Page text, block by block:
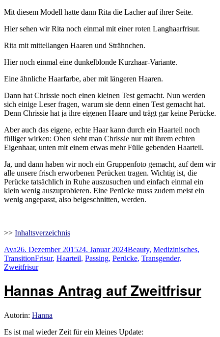
Mit diesem Modell hatte dann Rita die Lacher auf ihrer Seite.
Hier sehen wir Rita noch einmal mit einer roten Langhaarfrisur.
Rita mit mittellangen Haaren und Strähnchen.
Hier noch einmal eine dunkelblonde Kurzhaar-Variante.
Eine ähnliche Haarfarbe, aber mit längeren Haaren.
Dann hat Chrissie noch einen kleinen Test gemacht. Nun werden
sich einige Leser fragen, warum sie denn einen Test gemacht hat.
Denn Chrissie hat ja ihre eigenen Haare und trägt gar keine Perücke.
Aber auch das eigene, echte Haar kann durch ein Haarteil noch
fülliger wirken: Oben sieht man Chrissie nur mit ihrem echten
Eigenhaar, unten mit einem etwas mehr Fülle gebenden Haarteil.
Ja, und dann haben wir noch ein Gruppenfoto gemacht, auf dem wir
alle unsere frisch erworbenen Perücken tragen. Wichtig ist, die
Perücke tatsächlich in Ruhe auszusuchen und einfach einmal ein
klein wenig auszuprobieren. Eine Perücke muss zudem meist ein
wenig angepasst, also beigeschnitten, werden.
>> Inhaltsverzeichnis
Autor
AvaVeröffentlicht
am
26. Dezember 201524. Januar 2024Kategorien
Beauty, Medizinisches,
TransitionSchlagwörter
Frisur, Haarteil, Passing, Perücke, Transgender,
Zweitfrisur
Hannas Antrag auf Zweitfrisur
Autorin: Hanna
Es ist mal wieder Zeit für ein kleines Update: